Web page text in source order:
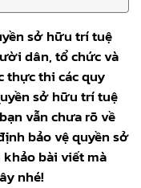
sở hữu trí tuệ
dân, tổ chức và
thực thi các quy
sở hữu trí tuệ
vẫn chưa rõ về
bảo vệ quyền sở
bài viết mà
nhé!